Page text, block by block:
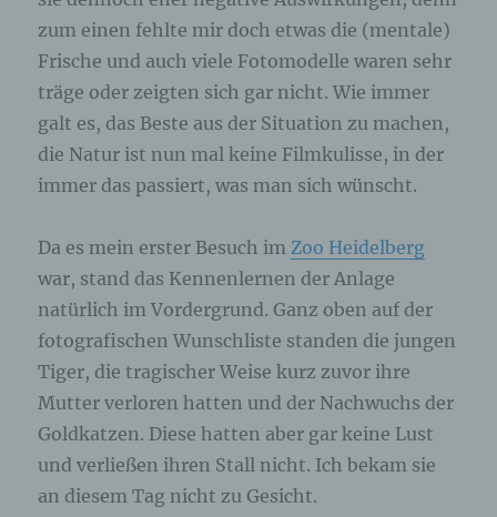
zum einen fehlte mir doch etwas die (mentale)
Frische und auch viele Fotomodelle waren sehr
träge oder zeigten sich gar nicht. Wie immer
galt es, das Beste aus der Situation zu machen,
die Natur ist nun mal keine Filmkulisse, in der
immer das passiert, was man sich wünscht.
Da es mein erster Besuch im Zoo Heidelberg
war, stand das Kennenlernen der Anlage
natürlich im Vordergrund. Ganz oben auf der
fotografischen Wunschliste standen die jungen
Tiger, die tragischer Weise kurz zuvor ihre
Mutter verloren hatten und der Nachwuchs der
Goldkatzen. Diese hatten aber gar keine Lust
und verließen ihren Stall nicht. Ich bekam sie
an diesem Tag nicht zu Gesicht.
angegebenen personenbezogenen Daten
Registrierung auf unserer Internetseite
Die betroffene Person hat die Möglichkeit, sich auf
der Internetseite des für die Verarbeitung
Verantwortlichen unter Angabe von
für die Verarbeitung Verantwortlichen übermittelt
werden, ergibt sich aus der jeweiligen
Eingabemaske, die für die Registrierung
verwendet wird. Die von der betroffenen Person
eingegebenen personenbezogenen Daten werden
ausschließlich für die interne Verwendung bei dem
für die Verarbeitung Verantwortlichen und für
eigene Zwecke erhoben und gespeichert. Der für
die Verarbeitung Verantwortliche kann die
Weitergabe an einen oder mehrere
Auftragsverarbeiter, beispielsweise einen
Paketdienstleister, veranlassen, der die
personenbezogenen Daten ebenfalls
ausschließlich für eine interne Verwendung, die